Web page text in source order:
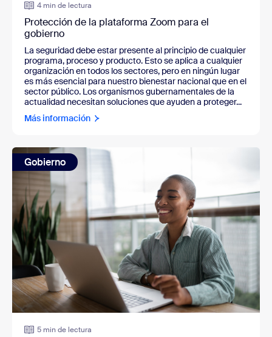
4 min de lectura
Protección de la plataforma Zoom para el
gobierno
La seguridad debe estar presente al principio de cualquier
programa, proceso y producto. Esto se aplica a cualquier
organización en todos los sectores, pero en ningún lugar
es más esencial para nuestro bienestar nacional que en el
sector público. Los organismos gubernamentales de la
actualidad necesitan soluciones que ayuden a proteger...
Más información
Gobierno
5 min de lectura